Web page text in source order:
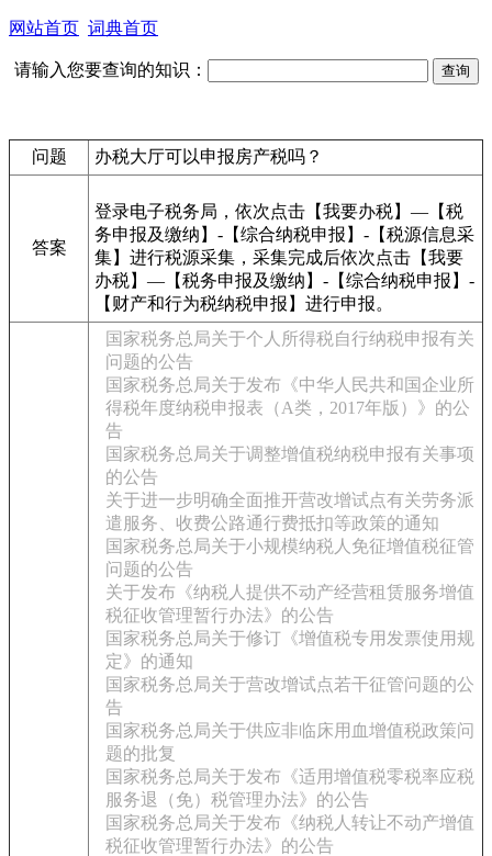
网站首页 词典首页
请输入您要查询的知识：
问题 办税大厅可以申报房产税吗？
答案
登录电子税务局，依次点击【我要办税】—【税
务申报及缴纳】-【综合纳税申报】-【税源信息采
集】进行税源采集，采集完成后依次点击【我要
办税】—【税务申报及缴纳】-【综合纳税申报】-
【财产和行为税纳税申报】进行申报。
国家税务总局关于个人所得税自行纳税申报有关
问题的公告
国家税务总局关于发布《中华人民共和国企业所
得税年度纳税申报表（A类，2017年版）》的公
告
国家税务总局关于调整增值税纳税申报有关事项
的公告
关于进一步明确全面推开营改增试点有关劳务派
遣服务、收费公路通行费抵扣等政策的通知
国家税务总局关于小规模纳税人免征增值税征管
问题的公告
关于发布《纳税人提供不动产经营租赁服务增值
税征收管理暂行办法》的公告
国家税务总局关于修订《增值税专用发票使用规
定》的通知
国家税务总局关于营改增试点若干征管问题的公
告
国家税务总局关于供应非临床用血增值税政策问
题的批复
国家税务总局关于发布《适用增值税零税率应税
服务退（免）税管理办法》的公告
国家税务总局关于发布《纳税人转让不动产增值
税征收管理暂行办法》的公告